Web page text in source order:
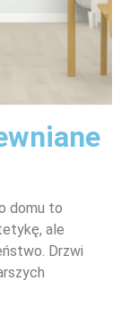
domu to
ale
Drzwi